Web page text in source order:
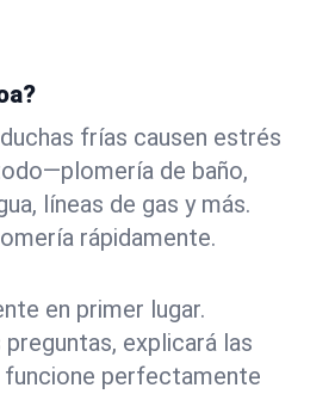
frías causen estrés
de baño,
líneas de gas y más.
rápidamente.
en primer lugar.
explicará las
funcione perfectamente